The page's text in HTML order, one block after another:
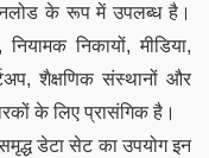
के रूप में उपलब्ध है।
निकायों, मीडिया,
शैक्षणिक संस्थानों और
के लिए प्रासंगिक है।
डेटा सेट का उपयोग इन